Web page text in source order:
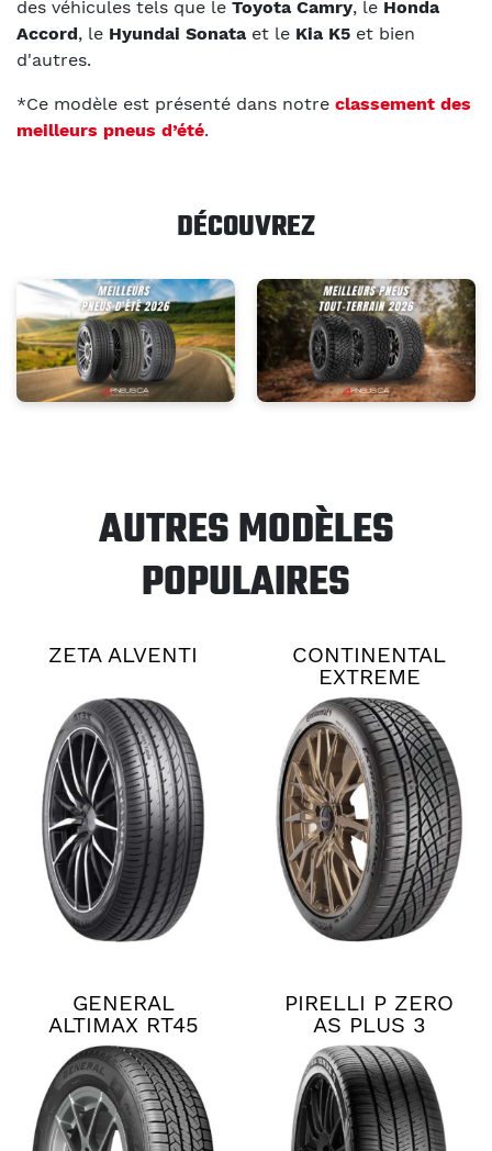
des véhicules tels que le Toyota Camry, le Honda
Accord, le Hyundai Sonataet le Kia K5 et bien
d'autres.
*Ce modèle est présenté dans notre classement des
meilleurs pneus d’été.
DÉCOUVREZ
AUTRES MODÈLES
POPULAIRES
ZETA ALVENTI
CONTINENTAL
EXTREME
CONTACT DWS06
PLUS
GENERAL
ALTIMAX RT45
PIRELLI P ZERO
AS PLUS 3